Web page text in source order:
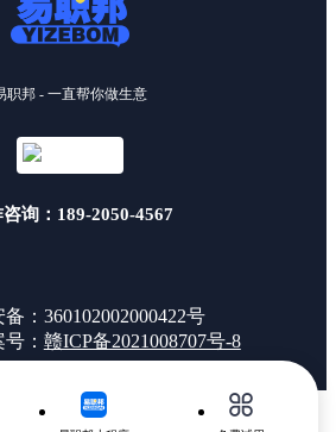
职邦 - 一直帮你做生意
询：189-2050-4567
：360102002000422号
： 赣ICP备2021008707号-8